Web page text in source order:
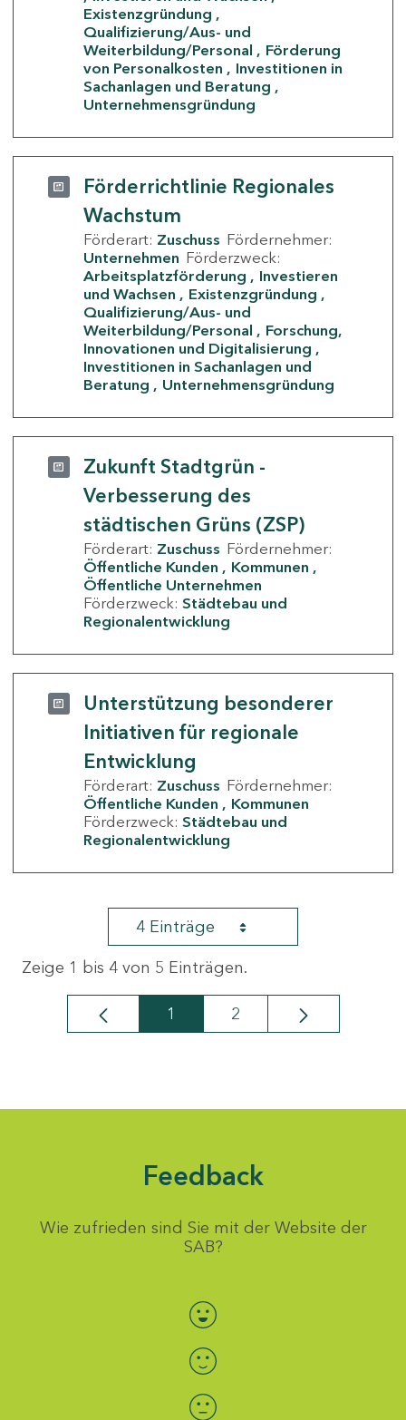
Existenzgründung
Qualifizierung/Aus- und
Weiterbildung/Personal
Förderung
von Personalkosten
Investitionen in
Sachanlagen und Beratung
Unternehmensgründung
Förderrichtlinie Regionales
Wachstum
Förderart: Zuschuss Fördernehmer:
Unternehmen Förderzweck:
Arbeitsplatzförderung
Investieren
und Wachsen
Existenzgründung
Qualifizierung/Aus- und
Weiterbildung/Personal
Forschung,
Innovationen und Digitalisierung
Investitionen in Sachanlagen und
Beratung
Unternehmensgründung
Zukunft Stadtgrün -
Verbesserung des
städtischen Grüns (ZSP)
Förderart: Zuschuss Fördernehmer:
Öffentliche Kunden
Kommunen
Öffentliche Unternehmen
Förderzweck: Städtebau und
Regionalentwicklung
Unterstützung besonderer
Initiativen für regionale
Entwicklung
Förderart: Zuschuss Fördernehmer:
Öffentliche Kunden
Kommunen
Förderzweck: Städtebau und
Regionalentwicklung
4 Einträge
Zeige 1 bis 4 von 5 Einträgen.
Seite
1 Seite
2
Feedback
Wie zufrieden sind Sie mit der Website der
SAB?
Bewertung auswählen